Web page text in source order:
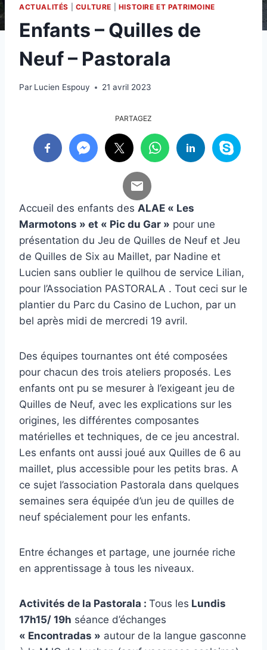
ACTUALITÉS CULTURE HISTOIRE ET PATRIMOINE
Enfants – Quilles de
Neuf – Pastorala
Par Lucien Espouy 21 avril 2023
PARTAGEZ
Accueil des enfants des ALAE « Les
Marmotons » et « Pic du Gar » pour une
présentation du Jeu de Quilles de Neuf et Jeu
de Quilles de Six au Maillet, par Nadine et
Lucien sans oublier le quilhou de service Lilian,
pour l’Association PASTORALA . Tout ceci sur le
plantier du Parc du Casino de Luchon, par un
bel après midi de mercredi 19 avril.
Des équipes tournantes ont été composées
pour chacun des trois ateliers proposés. Les
enfants ont pu se mesurer à l’exigeant jeu de
Quilles de Neuf, avec les explications sur les
origines, les différentes composantes
matérielles et techniques, de ce jeu ancestral.
Les enfants ont aussi joué aux Quilles de 6 au
maillet, plus accessible pour les petits bras. A
ce sujet l’association Pastorala dans quelques
semaines sera équipée d’un jeu de quilles de
neuf spécialement pour les enfants.
Entre échanges et partage, une journée riche
en apprentissage à tous les niveaux.
Activités de la Pastorala : Tous les Lundis
17h15/ 19h séance d’échanges
« Encontradas » autour de la langue gasconne